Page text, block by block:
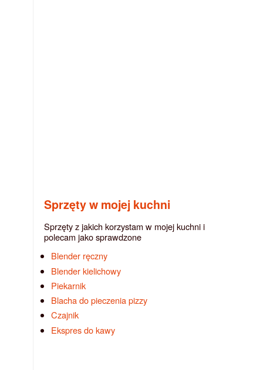
Sprzęty w mojej kuchni
Sprzęty z jakich korzystam w mojej kuchni i
polecam jako sprawdzone
Blender ręczny
Blender kielichowy
Piekarnik
Blacha do pieczenia pizzy
Czajnik
Ekspres do kawy